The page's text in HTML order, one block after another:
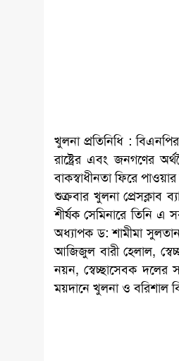
খুলনা প্রতিনিধি :
রাষ্ট্রের এবং জনগণের
বাকস্বাধীনতা ফিরে
শুক্রবার খুলনা প্রেসক্লাব
শীর্ষক সেমিনারে তিনি এ
অধ্যাপক ড: শামীমা
আজিজুল বারী হেলাল,
নয়ন, স্বেচ্ছাসেবক দলের
ময়দানে খুলনা ও বরিশাল